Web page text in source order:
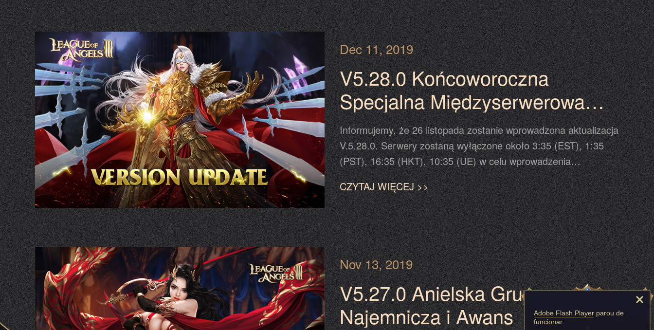
powiadomienie przewijające się w grze jako ostateczną
informację.
Dec 11, 2019
V5.28.0 Końcoworoczna
Specjalna Międzyserwerowa
Liga Bohaterów, Vivian oraz
ulepszenie Przekucia
Informujemy, że 26 listopada zostanie wprowadzona aktualizacja
V.5.28.0. Serwery zostaną wyłączone około 3:35 (EST), 1:35
(PST), 16:35 (HKT), 10:35 (UE) w celu wprowadzenia
aktualizacji. Prosimy o odświeżenie strony celem zakończenia
procesu aktualizacji. Aktualizacja może się odbyć przed lub po
czasie zaplanowanym w harmonogramie, dlatego prosimy
traktować powiadomienie przewijające się w grze jako
ostateczną informację.
CZYTAJ WIĘCEJ >>
Nov 13, 2019
V5.27.0 Anielska Grupa
Najemnicza i Awans
Adobe Flash Player parou de
funcionar.